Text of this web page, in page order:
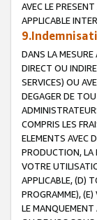
AVEC LE
APPLICABLE
DANS LA
DIRECT OU
SERVICES) OU
DEGAGER DE
COMPRIS LES
ELEMENTS AVEC
PRODUCTION, LA
VOTRE
APPLICABLE, (D)
PROGRAMME),
LE MANQUEMENT